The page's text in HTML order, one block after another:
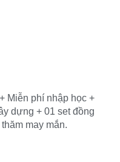
Miễn phí nhập học +
dựng + 01 set đồng
may mắn.